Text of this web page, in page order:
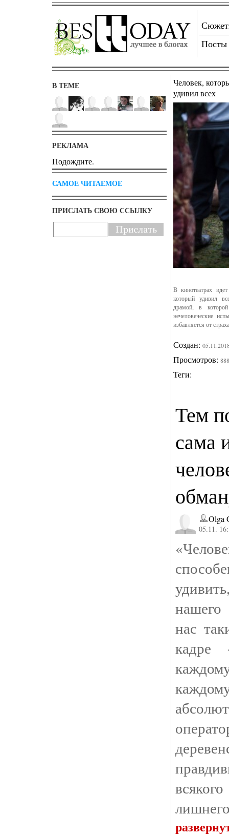
Посты
В ТЕМЕ
РЕКЛАМА
Подождите.
САМОЕ ЧИТАЕМОЕ
ПРИСЛАТЬ СВОЮ ССЫЛКУ
Человек,
удивил всех
В кинотеатрах
который удивил
драмой, в
нечеловеческие
избавляется от страха
Создан:
Просмотров:
Теги:
Тем
сама
Olga
05.11.
нас
кадре